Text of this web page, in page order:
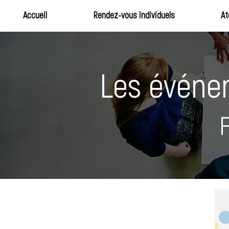
Accueil Rendez-vous individuels
Les